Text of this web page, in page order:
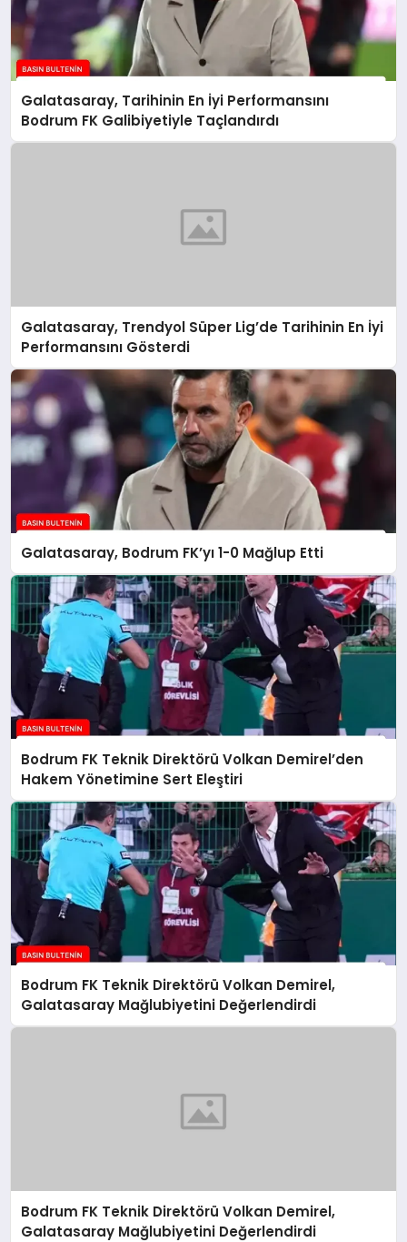
Galatasaray, Tarihinin En İyi Performansını
Bodrum FK Galibiyetiyle Taçlandırdı
Galatasaray, Trendyol Süper Lig’de Tarihinin En İyi
Performansını Gösterdi
Galatasaray, Bodrum FK’yı 1-0 Mağlup Etti
Bodrum FK Teknik Direktörü Volkan Demirel’den
Hakem Yönetimine Sert Eleştiri
Bodrum FK Teknik Direktörü Volkan Demirel,
Galatasaray Mağlubiyetini Değerlendirdi
Bodrum FK Teknik Direktörü Volkan Demirel,
Galatasaray Mağlubiyetini Değerlendirdi